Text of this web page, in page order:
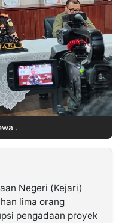
.
Negeri (Kejari)
lima orang
pengadaan proyek